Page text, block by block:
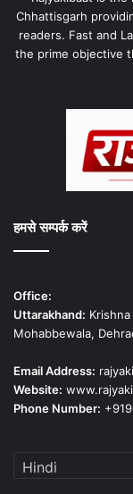
Chhattisgarh
readers. Fast and
the prime objective
हमसे सम्पर्क करें
Office:
Uttarakhand:
Mohabbewala,
Email Address:
Website:
Phone Number: